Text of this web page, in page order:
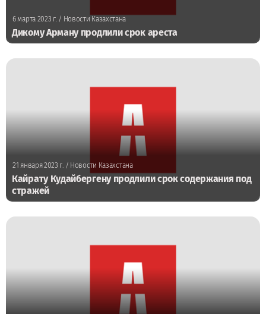
6 марта 2023 г./ Новости Казахстана
Дикому Арману продлили срок ареста
21 января 2023 г./ Новости Казахстана
Кайрату Кудайбергену продлили срок содержания под
стражей